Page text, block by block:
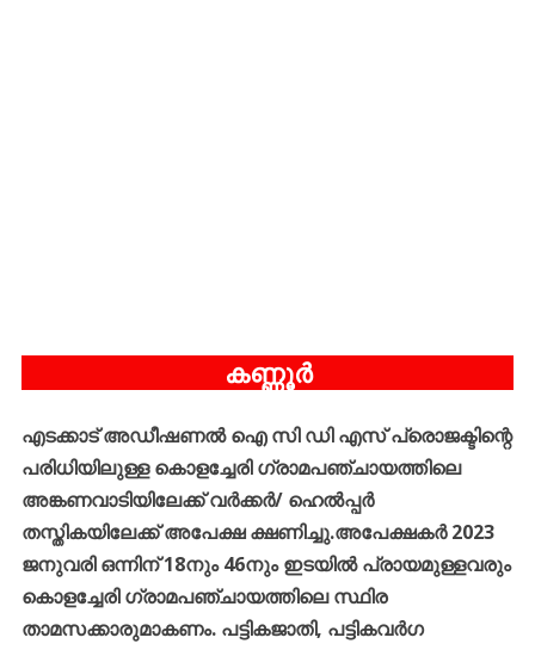
കണ്ണൂർ
എടക്കാട്അഡീഷണൽ ഐ സി ഡി എസ്പ്രൊജക്ടിന്റെ
പരിധിയിലുള്ള കൊളച്ചേരി ഗ്രാമപഞ്ചായത്തിലെ
അങ്കണവാടിയിലേക്ക്വർക്കർ/ ഹെൽപ്പർ
തസ്തികയിലേക്ക്അപേക്ഷ ക്ഷണിച്ചു.അപേക്ഷകർ2023
ജനുവരി ഒന്നിന്18നും46നും ഇടയിൽ പ്രായമുള്ളവരും
കൊളച്ചേരി ഗ്രാമപഞ്ചായത്തിലെ സ്ഥിര
താമസക്കാരുമാകണം. പട്ടികജാതി, പട്ടികവർഗ